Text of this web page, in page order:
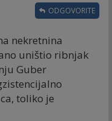
nekretnina
uništio ribnjak
Guber
toliko je
ODGOVORITE